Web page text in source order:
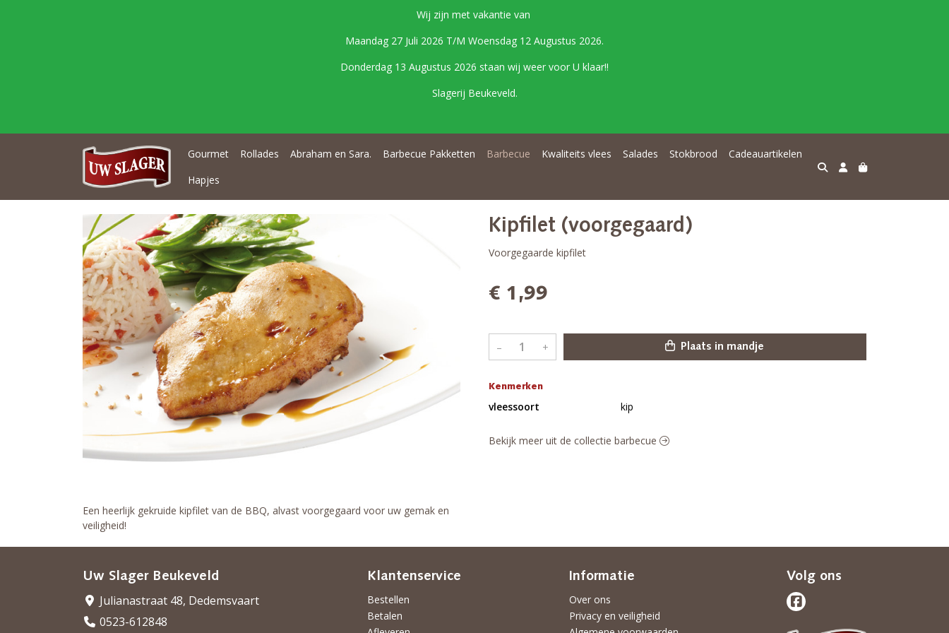
Wij zijn met vakantie van
Maandag 27 Juli 2026 T/M Woensdag 12 Augustus 2026.
Donderdag 13 Augustus 2026 staan wij weer voor U klaar!!
Slagerij Beukeveld.
Gourmet Rollades Abraham en Sara. Barbecue Pakketten Barbecue Kwaliteits vlees Salades Stokbrood
Cadeauartikelen
Hapjes
Een heerlijk gekruide kipfilet van de BBQ, alvast voorgegaard voor uw gemak en
veiligheid!
Kipfilet (voorgegaard)
Voorgegaarde kipfilet
€ 1,99
– + Plaats in mandje
Kenmerken
vleessoort kip
Bekijk meer uit de collectie barbecue
Uw Slager Beukeveld
Julianastraat 48, Dedemsvaart
0523-612848
Klantenservice
Bestellen
Betalen
Informatie
Over ons
Privacy en veiligheid
Volg ons